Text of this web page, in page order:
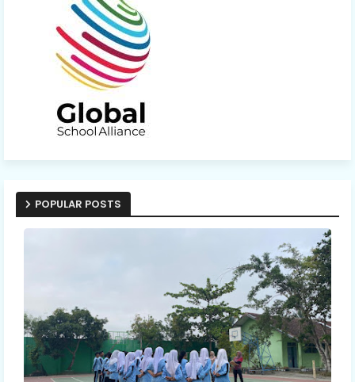
POPULAR POSTS